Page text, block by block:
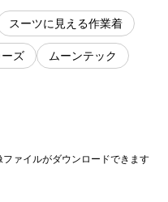
スーツに見える作業着
ズ ムーンテック
ァイルがダウンロードできます